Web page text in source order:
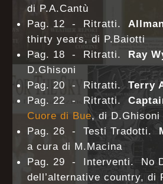
di P.A.Cantù
Pag. 12 - Ritratti.
thirty years, di P.Baiotti
Pag. 18 - Ritratti. Ray
D.Ghisoni
Pag. 20 - Ritratti. Terry
Pag. 22 - Ritratti.
Cuore di Bue, di D.Ghisoni
Pag. 26 - Testi Tradotti.
a cura di M.Macina
Pag. 29 - Interventi. No
dell’alternative country, di